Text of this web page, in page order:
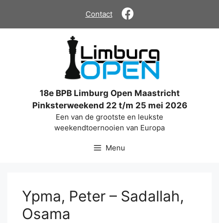
de
Contact
18e BPB Limburg Open Maastricht
Pinksterweekend 22 t/m 25 mei 2026
Een van de grootste en leukste
weekendtoernooien van Europa
Menu
Ypma, Peter – Sadallah,
Osama